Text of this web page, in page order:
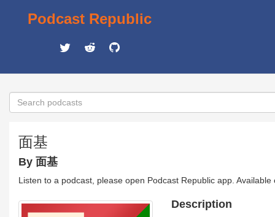
Podcast Republic
面基
By 面基
Listen to a podcast, please open Podcast Republic app.
Description